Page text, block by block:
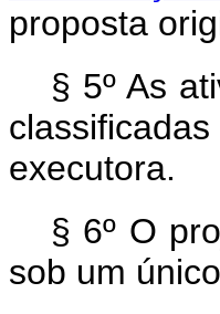
proposta
§ 5º As
executora.
§ 6º O
sob um